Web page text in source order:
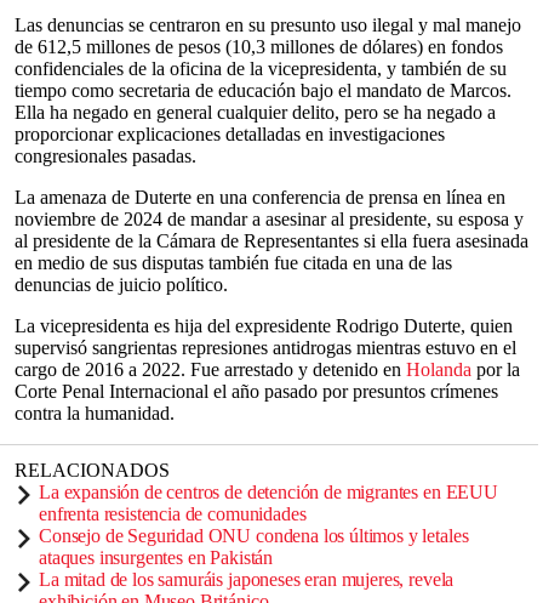
Las denuncias se centraron en su presunto uso ilegal y mal manejo
de 612,5 millones de pesos (10,3 millones de dólares) en fondos
confidenciales de la oficina de la vicepresidenta, y también de su
tiempo como secretaria de educación bajo el mandato de Marcos.
Ella ha negado en general cualquier delito, pero se ha negado a
proporcionar explicaciones detalladas en investigaciones
congresionales pasadas.
La amenaza de Duterte en una conferencia de prensa en línea en
noviembre de 2024 de mandar a asesinar al presidente, su esposa y
al presidente de la Cámara de Representantes si ella fuera asesinada
en medio de sus disputas también fue citada en una de las
denuncias de juicio político.
La vicepresidenta es hija del expresidente Rodrigo Duterte, quien
supervisó sangrientas represiones antidrogas mientras estuvo en el
cargo de 2016 a 2022. Fue arrestado y detenido en Holanda por la
Corte Penal Internacional el año pasado por presuntos crímenes
contra la humanidad.
RELACIONADOS
La expansión de centros de detención de migrantes en EEUU
enfrenta resistencia de comunidades
Consejo de Seguridad ONU condena los últimos y letales
ataques insurgentes en Pakistán
La mitad de los samuráis japoneses eran mujeres, revela